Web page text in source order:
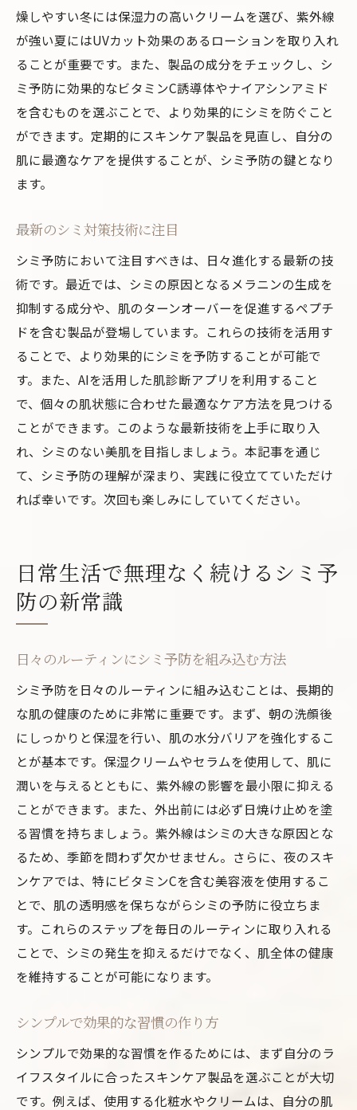
燥しやすい冬には保湿力の高いクリームを選び、紫外線
が強い夏にはUVカット効果のあるローションを取り入れ
ることが重要です。また、製品の成分をチェックし、シ
ミ予防に効果的なビタミンC誘導体やナイアシンアミド
を含むものを選ぶことで、より効果的にシミを防ぐこと
ができます。定期的にスキンケア製品を見直し、自分の
肌に最適なケアを提供することが、シミ予防の鍵となり
ます。
最新のシミ対策技術に注目
シミ予防において注目すべきは、日々進化する最新の技
術です。最近では、シミの原因となるメラニンの生成を
抑制する成分や、肌のターンオーバーを促進するペプチ
ドを含む製品が登場しています。これらの技術を活用す
ることで、より効果的にシミを予防することが可能で
す。また、AIを活用した肌診断アプリを利用すること
で、個々の肌状態に合わせた最適なケア方法を見つける
ことができます。このような最新技術を上手に取り入
れ、シミのない美肌を目指しましょう。本記事を通じ
て、シミ予防の理解が深まり、実践に役立てていただけ
れば幸いです。次回も楽しみにしていてください。
日常生活で無理なく続けるシミ予
防の新常識
日々のルーティンにシミ予防を組み込む方法
シミ予防を日々のルーティンに組み込むことは、長期的
な肌の健康のために非常に重要です。まず、朝の洗顔後
にしっかりと保湿を行い、肌の水分バリアを強化するこ
とが基本です。保湿クリームやセラムを使用して、肌に
潤いを与えるとともに、紫外線の影響を最小限に抑える
ことができます。また、外出前には必ず日焼け止めを塗
る習慣を持ちましょう。紫外線はシミの大きな原因とな
るため、季節を問わず欠かせません。さらに、夜のスキ
ンケアでは、特にビタミンCを含む美容液を使用するこ
とで、肌の透明感を保ちながらシミの予防に役立ちま
す。これらのステップを毎日のルーティンに取り入れる
ことで、シミの発生を抑えるだけでなく、肌全体の健康
を維持することが可能になります。
シンプルで効果的な習慣の作り方
シンプルで効果的な習慣を作るためには、まず自分のラ
イフスタイルに合ったスキンケア製品を選ぶことが大切
です。例えば、使用する化粧水やクリームは、自分の肌